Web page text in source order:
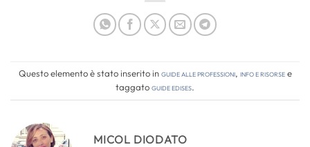
Questo elemento è stato inserito inGuide alle professioni, Info e risorsee
taggatoguide edises.
MICOL DIODATO